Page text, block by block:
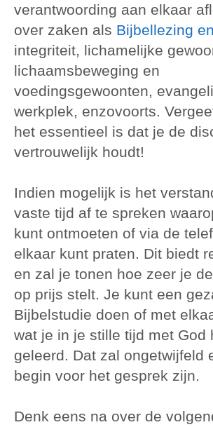
verantwoording aan elkaar
over zaken als Bijbellezing
integriteit, lichamelijke
lichaamsbeweging en
voedingsgewoonten,
werkplek, enzovoorts.
het essentieel is dat je de
vertrouwelijk houdt!
Indien mogelijk is het
vaste tijd af te spreken
kunt ontmoeten of via de
elkaar kunt praten. Dit biedt
en zal je tonen hoe zeer je
op prijs stelt. Je kunt een
Bijbelstudie doen of met
wat je in je stille tijd met God
geleerd. Dat zal ongetwijfeld
begin voor het gesprek zijn.
Denk eens na over de